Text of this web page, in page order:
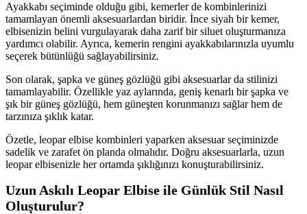
Ayakkabı seçiminde olduğu gibi, kemerler de kombinlerinizi
tamamlayan önemli aksesuarlardan biridir. İnce siyah bir kemer,
elbisenizin belini vurgulayarak daha zarif bir siluet oluşturmanıza
yardımcı olabilir. Ayrıca, kemerin rengini ayakkabılarınızla uyumlu
seçerek bütünlüğü sağlayabilirsiniz.
Son olarak, şapka ve güneş gözlüğü gibi aksesuarlar da stilinizi
tamamlayabilir. Özellikle yaz aylarında, geniş kenarlı bir şapka ve
şık bir güneş gözlüğü, hem güneşten korunmanızı sağlar hem de
tarzınıza şıklık katar.
Özetle, leopar elbise kombinleri yaparken aksesuar seçiminizde
sadelik ve zarafet ön planda olmalıdır. Doğru aksesuarlarla, uzun
leopar elbisenizle her ortamda şıklığınızı konuşturabilirsiniz.
Uzun Askılı Leopar Elbise ile Günlük Stil Nasıl
Oluşturulur?